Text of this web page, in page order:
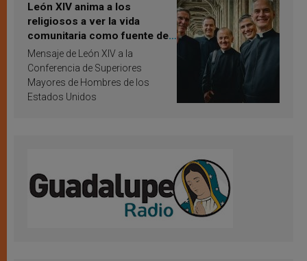
León XIV anima a los
religiosos a ver la vida
comunitaria como fuente de
inspiración y santificación
Mensaje de León XIV a la
Conferencia de Superiores
Mayores de Hombres de los
Estados Unidos